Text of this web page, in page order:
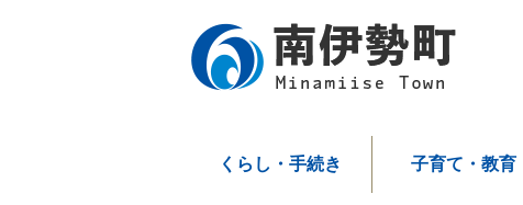
くらし・手続き 子育て・教育